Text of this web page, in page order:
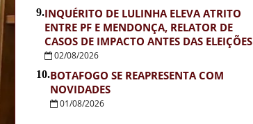
9.INQUÉRITO DE LULINHA ELEVA ATRITO
ENTRE PF E MENDONÇA, RELATOR DE
CASOS DE IMPACTO ANTES DAS ELEIÇÕES
02/08/2026
10.BOTAFOGO SE REAPRESENTA COM
NOVIDADES
01/08/2026